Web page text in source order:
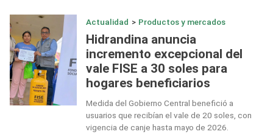
Actualidad > Productos y mercados
Hidrandina anuncia
incremento excepcional del
vale FISE a 30 soles para
hogares beneficiarios
Medida del Gobierno Central benefició a
usuarios que recibían el vale de 20 soles, con
vigencia de canje hasta mayo de 2026.